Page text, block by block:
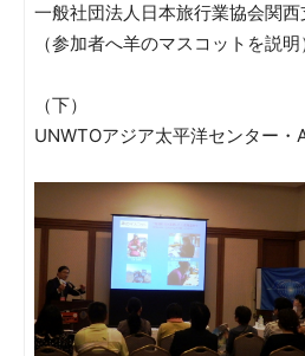
一般社団法人日本旅行業協会関
（参加者へ羊のマスコットを説明
（下）
UNWTOアジア太平洋センター・